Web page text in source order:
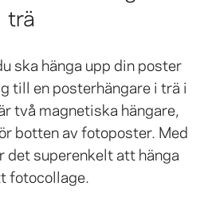
trä
ska hänga upp din poster
till en posterhängare i trä i
två magnetiska hängare,
botten av fotoposter. Med
det superenkelt att hänga
fotocollage.